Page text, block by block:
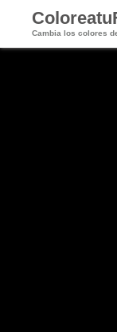
Cambia los colores